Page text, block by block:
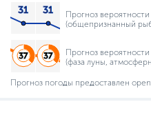
Прогноз
(общепризнанный
Прогноз
(фаза луны,
Прогноз погоды предоставлен